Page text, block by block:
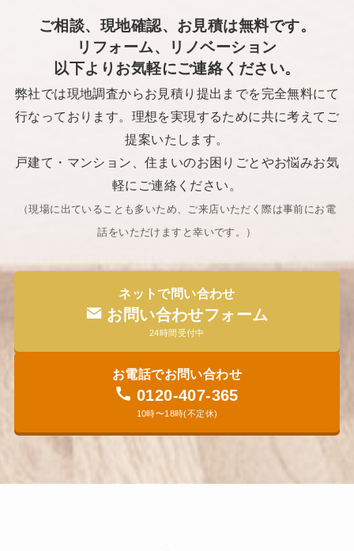
ご相談、現地確認、お見積は無料です。
リフォーム、リノベーション
以下よりお気軽にご連絡ください。
弊社では現地調査からお見積り提出までを完全無料にて
行なっております。理想を実現するために共に考えてご
提案いたします。
戸建て・マンション、住まいのお困りごとやお悩みお気
軽にご連絡ください。
（現場に出ていることも多いため、ご来店いただく際は事前にお電
話をいただけますと幸いです。​）
ネットで問い合わせ
お問い合わせフォーム
24時間受付中
お電話でお問い合わせ
0120-407-365
10時〜18時(不定休)